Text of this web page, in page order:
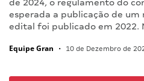
de 2024, o regulamento do
esperada a publicação de
edital foi publicado em 2022.
Equipe Gran • 10 de Dezembro de